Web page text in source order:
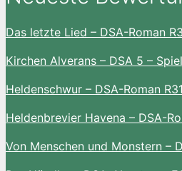
Das letzte Lied – DSA-Roman
Kirchen Alverans – DSA 5 –
Heldenschwur – DSA-Roman R31
Heldenbrevier Havena – DSA-
Von Menschen und Monstern –